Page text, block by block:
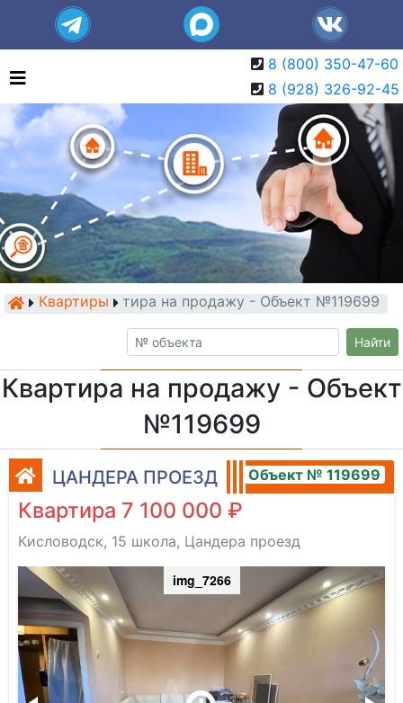
8 (800) 350-47-60
8 (928) 326-92-45
КвартирыКвартира на продажу - Объект №119699
Найти
Квартира на продажу - Объект
№119699
ЦАНДЕРА ПРОЕЗД Объект № 119699
Квартира 7 100 000 ₽
Кисловодск, 15 школа, Цандера проезд
img_7266